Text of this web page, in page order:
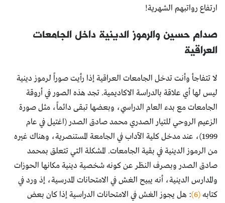
ارتفاع رواتبهم الشهرية!
صدام حسين والرموز الدينية داخل الجامعات
العراقية
لا تتفاجأ وأنت تدخل الجامعات العراقية إذا رأيت صوراً لرموز دينية
ليس لها أي علاقة بالدراسة الاكاديمية. تجد هذه الصور في أروقة
الجامعات مع بدء العام الدراسي، وبعضها تبقى دائماً، مثل صورة
الزعيم الروحي للتيار الصدري محمد صادق الصدر (اغتيل في عام
1999)، عند مدخل كلية الآداب في الجامعة المستنصرية، وهناك غيره
من الرموز الدينية في بقية الجامعات. المشكلة التي تتعلق بمحمد
صادق الصدر وبصرف النظر عن كونه شخصية دينية مكانها الحوزات
والمدارس الدينية، أنه يبيح الغش في الامتحانات المدرسية، إذ ورد في
كتابه(6)
: هل يجوز الغش في الامتحانات الدراسية إذا كان بعض